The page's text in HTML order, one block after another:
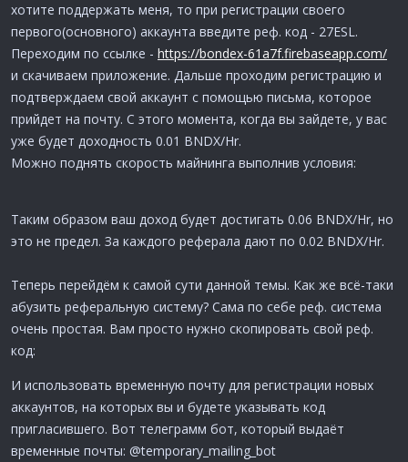
хотите поддержать меня, то при регистрации своего
первого(основного) аккаунта введите реф. код - 27ESL.
Переходим по ссылке - https://bondex-61a7f.firebaseapp.com/
и скачиваем приложение. Дальше проходим регистрацию и
подтверждаем свой аккаунт с помощью письма, которое
прийдет на почту. С этого момента, когда вы зайдете, у вас
уже будет доходность 0.01 BNDX/Hr.
Можно поднять скорость майнинга выполнив условия:
Таким образом ваш доход будет достигать 0.06 BNDX/Hr, но
это не предел. За каждого реферала дают по 0.02 BNDX/Hr.
Теперь перейдём к самой сути данной темы. Как же всё-таки
абузить реферальную систему? Сама по себе реф. система
очень простая. Вам просто нужно скопировать свой реф.
код:
И использовать временную почту для регистрации новых
аккаунтов, на которых вы и будете указывать код
пригласившего. Вот телеграмм бот, который выдаёт
временные почты: @temporary_mailing_bot